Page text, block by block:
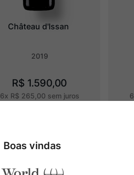
Château d'Issan
2019
R$ 1.590,00
6x R$ 265 00 sem juros 6
Boas vindas